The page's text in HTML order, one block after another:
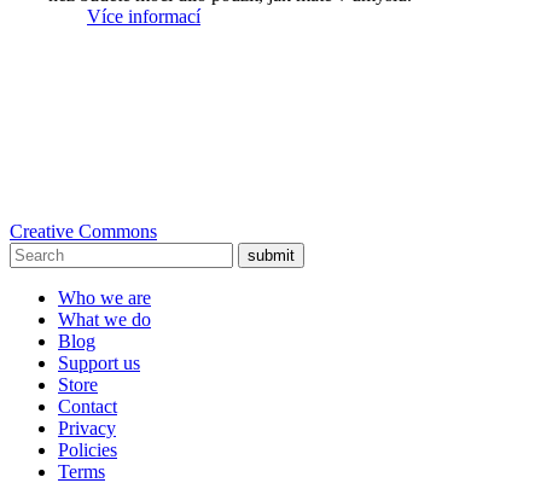
Více informací
Creative Commons
submit
Who we are
What we do
Blog
Support us
Store
Contact
Privacy
Policies
Terms